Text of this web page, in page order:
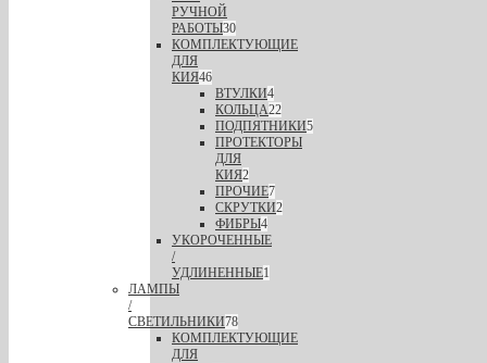
РУЧНОЙ
РАБОТЫ30
КОМПЛЕКТУЮЩИЕ
ДЛЯ
КИЯ46
ВТУЛКИ4
КОЛЬЦА22
ПОДПЯТНИКИ5
ПРОТЕКТОРЫ
ДЛЯ
КИЯ2
ПРОЧИЕ7
СКРУТКИ2
ФИБРЫ4
УКОРОЧЕННЫЕ
/
УДЛИНЕННЫЕ1
ЛАМПЫ
/
СВЕТИЛЬНИКИ78
КОМПЛЕКТУЮЩИЕ
ДЛЯ